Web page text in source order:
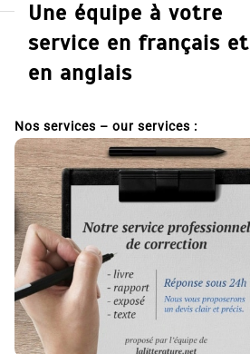
Une équipe à votre
service en français et
en anglais
Nos services – our services :